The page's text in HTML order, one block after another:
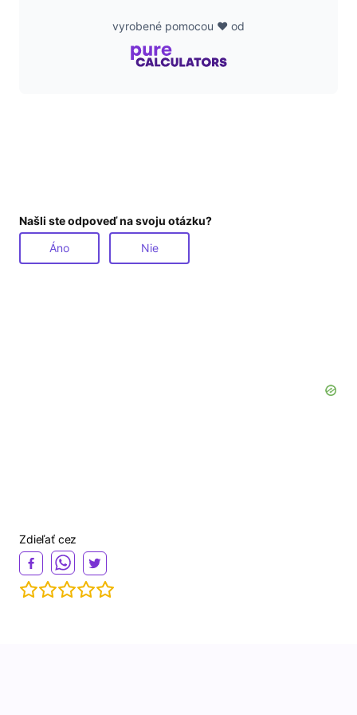
vyrobené pomocou ❤️ od
Našli ste odpoveď na svoju otázku?
Áno Nie
Zdieľať cez